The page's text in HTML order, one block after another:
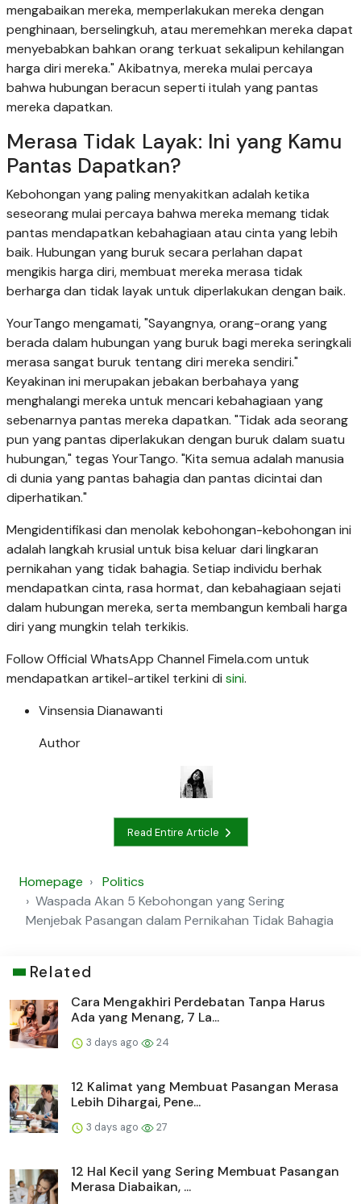
mengabaikan mereka, memperlakukan mereka dengan
penghinaan, berselingkuh, atau meremehkan mereka dapat
menyebabkan bahkan orang terkuat sekalipun kehilangan
harga diri mereka." Akibatnya, mereka mulai percaya
bahwa hubungan beracun seperti itulah yang pantas
mereka dapatkan.
Merasa Tidak Layak: Ini yang Kamu
Pantas Dapatkan?
Kebohongan yang paling menyakitkan adalah ketika
seseorang mulai percaya bahwa mereka memang tidak
pantas mendapatkan kebahagiaan atau cinta yang lebih
baik. Hubungan yang buruk secara perlahan dapat
mengikis harga diri, membuat mereka merasa tidak
berharga dan tidak layak untuk diperlakukan dengan baik.
YourTango mengamati, "Sayangnya, orang-orang yang
berada dalam hubungan yang buruk bagi mereka seringkali
merasa sangat buruk tentang diri mereka sendiri."
Keyakinan ini merupakan jebakan berbahaya yang
menghalangi mereka untuk mencari kebahagiaan yang
sebenarnya pantas mereka dapatkan. "Tidak ada seorang
pun yang pantas diperlakukan dengan buruk dalam suatu
hubungan," tegas YourTango. "Kita semua adalah manusia
di dunia yang pantas bahagia dan pantas dicintai dan
diperhatikan."
Mengidentifikasi dan menolak kebohongan-kebohongan ini
adalah langkah krusial untuk bisa keluar dari lingkaran
pernikahan yang tidak bahagia. Setiap individu berhak
mendapatkan cinta, rasa hormat, dan kebahagiaan sejati
dalam hubungan mereka, serta membangun kembali harga
diri yang mungkin telah terkikis.
Follow Official WhatsApp Channel Fimela.com untuk
mendapatkan artikel-artikel terkini di sini.
Vinsensia Dianawanti
Author
Read Entire Article
Homepage
Politics
Waspada Akan 5 Kebohongan yang Sering
Menjebak Pasangan dalam Pernikahan Tidak Bahagia
Related
Cara Mengakhiri Perdebatan Tanpa Harus
Ada yang Menang, 7 La...
3 days ago 24
12 Kalimat yang Membuat Pasangan Merasa
Lebih Dihargai, Pene...
3 days ago 27
12 Hal Kecil yang Sering Membuat Pasangan
Merasa Diabaikan, ...